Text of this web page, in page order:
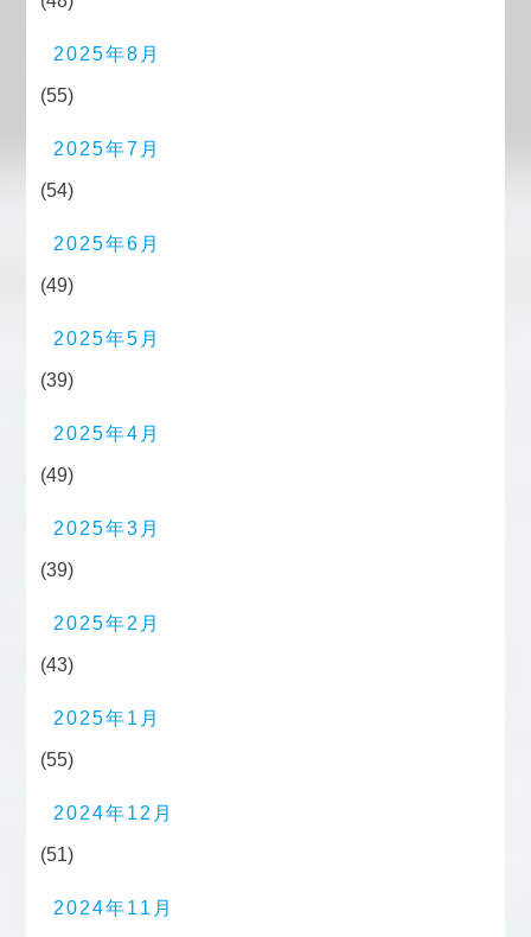
2025年8月
(55)
2025年7月
(54)
2025年6月
(49)
2025年5月
(39)
2025年4月
(49)
2025年3月
(39)
2025年2月
(43)
2025年1月
(55)
2024年12月
(51)
2024年11月